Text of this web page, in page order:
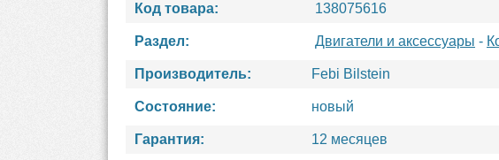
Код товара: 138075616
Раздел: Двигатели и аксессуары -
Производитель: Febi Bilstein
Состояние: новый
Гарантия: 12 месяцев